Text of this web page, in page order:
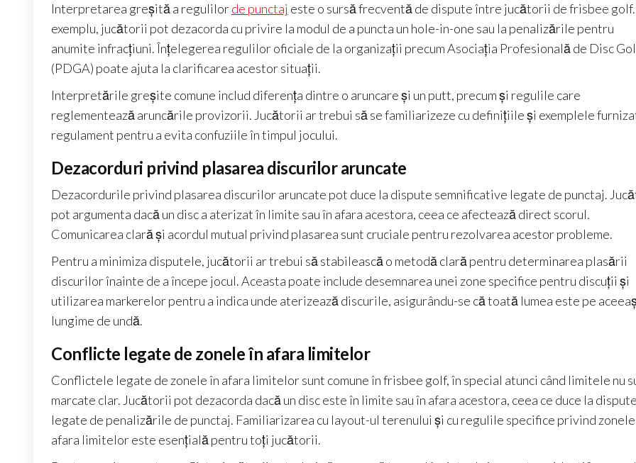
Interpretarea greșită a regulilorde punctaj este o sursă frecventă de dispute între jucătorii de frisbee
exemplu, jucătorii pot dezacorda cu privire la modul de a puncta un hole-in-one sau la penalizările pentru
anumite infracțiuni. Înțelegerea regulilor oficiale de la organizații precum Asociația Profesională de Disc
(PDGA) poate ajuta la clarificarea acestor situații.
Interpretările greșite comune includ diferența dintre o aruncare și un putt, precum și regulile care
reglementează aruncările provizorii. Jucătorii ar trebui să se familiarizeze cu definițiile și exemplele
regulament pentru a evita confuziile în timpul jocului.
Dezacorduri privind plasarea discurilor aruncate
Dezacordurile privind plasarea discurilor aruncate pot duce la dispute semnificative legate de punctaj.
pot argumenta dacă un disc a aterizat în limite sau în afara acestora, ceea ce afectează direct scorul.
Comunicarea clară și acordul mutual privind plasarea sunt cruciale pentru rezolvarea acestor probleme.
Pentru a minimiza disputele, jucătorii ar trebui să stabilească o metodă clară pentru determinarea plasării
discurilor înainte de a începe jocul. Aceasta poate include desemnarea unei zone specifice pentru discuții și
utilizarea markerelor pentru a indica unde aterizează discurile, asigurându-se că toată lumea este pe
lungime de undă.
Conflicte legate de zonele în afara limitelor
Conflictele legate de zonele în afara limitelor sunt comune în frisbee golf, în special atunci când limitele nu
marcate clar. Jucătorii pot dezacorda dacă un disc este în limite sau în afara acestora, ceea ce duce la dispute
legate de penalizările de punctaj. Familiarizarea cu layout-ul terenului și cu regulile specifice privind
afara limitelor este esențială pentru toți jucătorii.